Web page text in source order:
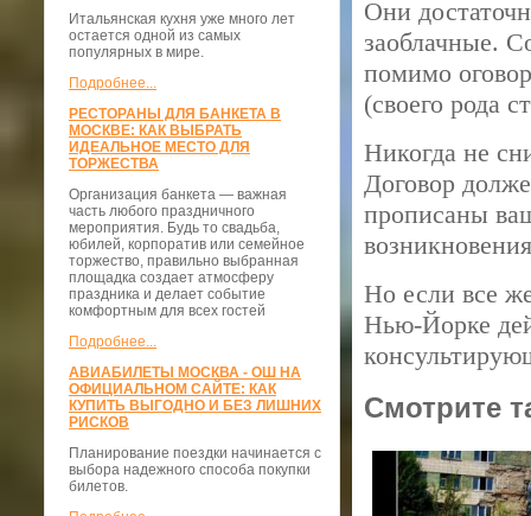
Итальянская кухня уже много лет
остается одной из самых
популярных в мире.
Подробнее...
РЕСТОРАНЫ ДЛЯ БАНКЕТА В
МОСКВЕ: КАК ВЫБРАТЬ
ИДЕАЛЬНОЕ МЕСТО ДЛЯ
ТОРЖЕСТВА
Организация банкета — важная
часть любого праздничного
мероприятия. Будь то свадьба,
юбилей, корпоратив или семейное
торжество, правильно выбранная
площадка создает атмосферу
праздника и делает событие
комфортным для всех гостей
Подробнее...
АВИАБИЛЕТЫ МОСКВА - ОШ НА
ОФИЦИАЛЬНОМ САЙТЕ: КАК
КУПИТЬ ВЫГОДНО И БЕЗ ЛИШНИХ
РИСКОВ
Планирование поездки начинается с
выбора надежного способа покупки
билетов.
Они
заоблачные.
помимо
(своего рода
Никогда не
Договор
прописаны
Но если все
Нью-Йорке
Смотрите